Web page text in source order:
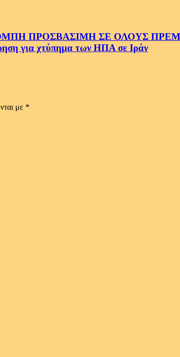
ΠΡΟΣΒΑΣΙΜΗ ΣΕ ΟΛΟΥΣ
για χτύπημα των ΗΠΑ σε Ιράν
με *